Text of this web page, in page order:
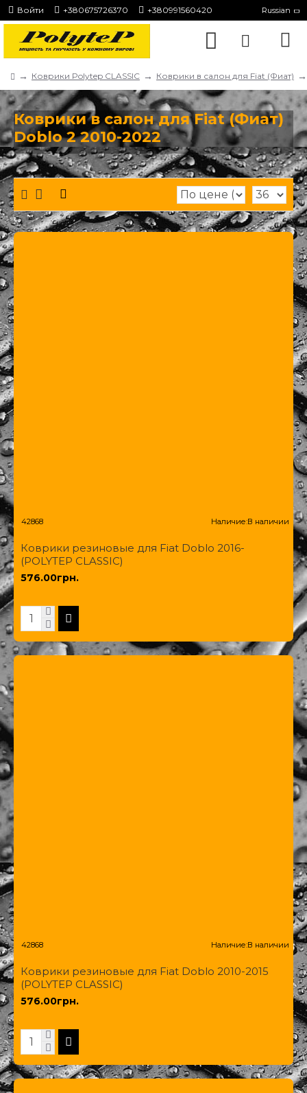
Войти +380675726370 +380991560420 Russian
Коврики Polytep CLASSIC Коврики в салон для Fiat (Фиат)
Коврики в салон для Fiat (Фиат)
Doblo 2 2010-2022
42868 Наличие:В наличии
Коврики резиновые для Fiat Doblo 2016-
(POLYTEP CLASSIC)
576.00грн.
42868 Наличие:В наличии
Коврики резиновые для Fiat Doblo 2010-2015
(POLYTEP CLASSIC)
576.00грн.